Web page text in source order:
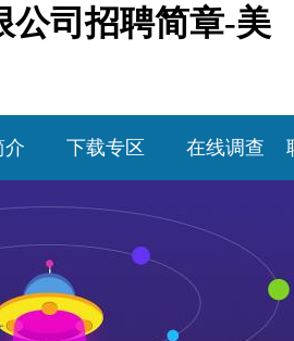
公司招聘简章-美
介 下载专区 在线调查